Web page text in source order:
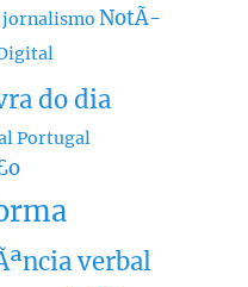
jornalismo NotÃ­
do dia
Portugal
verbal